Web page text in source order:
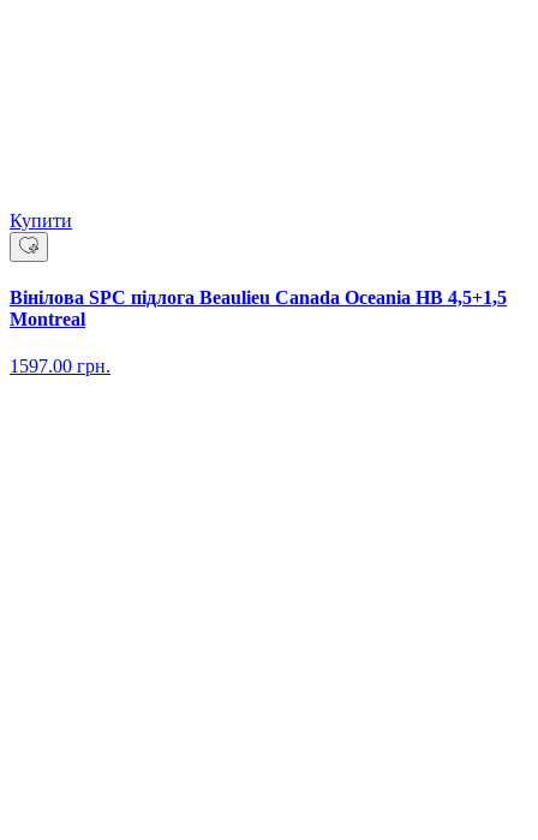
Купити
Вінілова SPC підлога Beaulieu Canada Oceania HB 4,5+1,5
Montreal
1597.00 грн.